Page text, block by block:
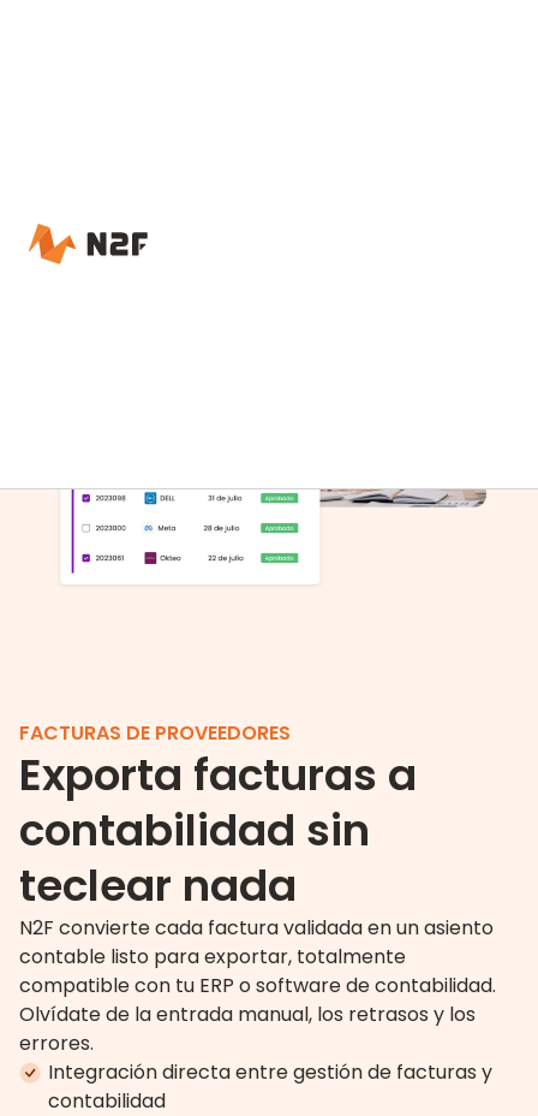
FACTURAS DE PROVEEDORES
Exporta facturas a
contabilidad sin
teclear nada
N2F convierte cada factura validada en un asiento
contable listo para exportar, totalmente
compatible con tu ERP o software de contabilidad.
Olvídate de la entrada manual, los retrasos y los
errores.
Integración directa entre gestión de facturas y
contabilidad